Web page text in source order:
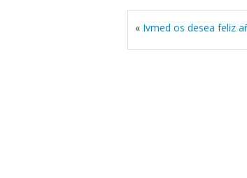
« Ivmed os desea feliz